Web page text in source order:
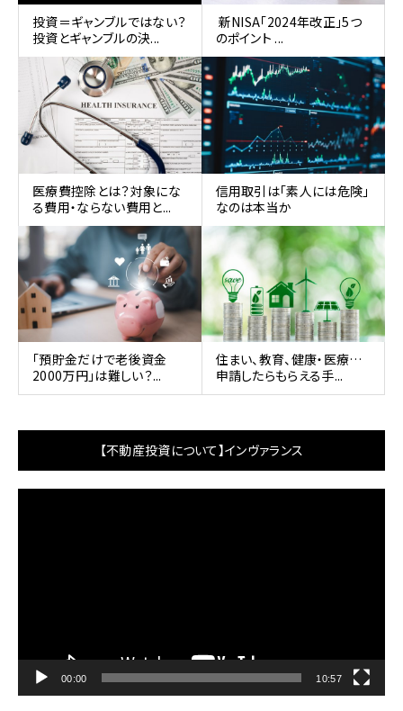
投資＝ギャンブルではない？
投資とギャンブルの決...
新NISA「2024年改正」5つ
のポイント ...
医療費控除とは？対象にな
る費用・ならない費用と...
信用取引は「素人には危険」
なのは本当か
「預貯金だけで老後資金
2000万円」は難しい？...
住まい、教育、健康・医療…
申請したらもらえる手...
【不動産投資について】インヴァランス
00:00 10:57